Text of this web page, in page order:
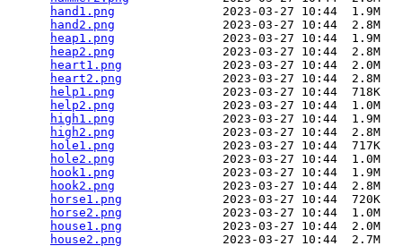
hand1.png
               2023-03-27 10:44  1.9M
hand2.png
               2023-03-27 10:44  2.8M
heap1.png
               2023-03-27 10:44  1.9M
heap2.png
               2023-03-27 10:44  2.8M
heart1.png
              2023-03-27 10:44  2.0M
heart2.png
              2023-03-27 10:44  2.8M
help1.png
               2023-03-27 10:44  718K
help2.png
               2023-03-27 10:44  1.0M
high1.png
               2023-03-27 10:44  1.9M
high2.png
               2023-03-27 10:44  2.8M
hole1.png
               2023-03-27 10:44  717K
hole2.png
               2023-03-27 10:44  1.0M
hook1.png
               2023-03-27 10:44  1.9M
hook2.png
               2023-03-27 10:44  2.8M
horse1.png
              2023-03-27 10:44  720K
horse2.png
              2023-03-27 10:44  1.0M
house1.png
              2023-03-27 10:44  2.0M
house2.png
              2023-03-27 10:44  2.7M